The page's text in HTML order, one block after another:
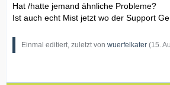
Hat /hatte jemand ähnliche Probleme?
Ist auch echt Mist jetzt wo der Support
Einmal editiert, zuletzt von wuerfelkater (15.